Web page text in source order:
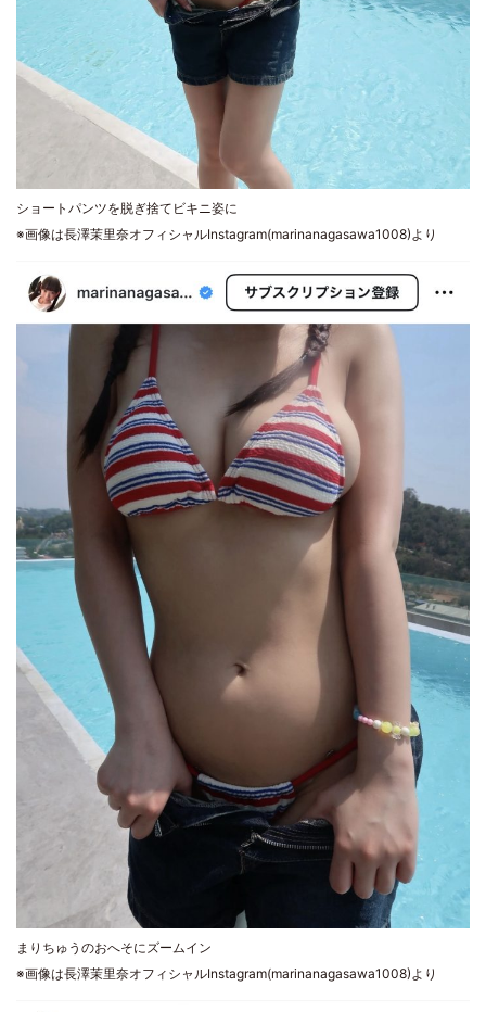
ショートパンツを脱ぎ捨てビキニ姿に
※画像は長澤茉里奈オフィシャルInstagram(marinanagasawa1008)より
まりちゅうのおへそにズームイン
※画像は長澤茉里奈オフィシャルInstagram(marinanagasawa1008)より